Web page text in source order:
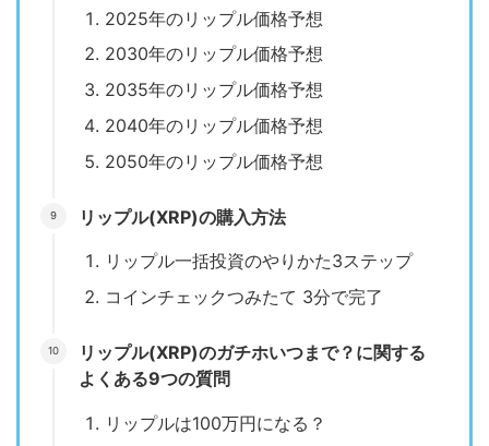
2025年のリップル価格予想
2030年のリップル価格予想
2035年のリップル価格予想
2040年のリップル価格予想
2050年のリップル価格予想
リップル(XRP)の購入方法
リップル一括投資のやりかた3ステップ
コインチェックつみたて 3分で完了
リップル(XRP)のガチホいつまで？に関する
よくある9つの質問
リップルは100万円になる？